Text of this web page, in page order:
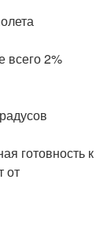
всего 2%
готовность к
от